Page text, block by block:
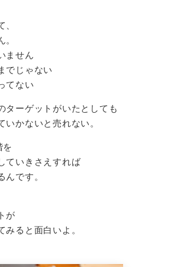
ません
でじゃない
てない
ターゲットがいたとしても
いかないと売れない。
を
ていきさえすれば
です。
が
ると面白いよ。